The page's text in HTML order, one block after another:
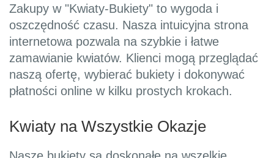
Zakupy w "Kwiaty-Bukiety" to wygoda i
oszczędność czasu. Nasza intuicyjna strona
internetowa pozwala na szybkie i łatwe
zamawianie kwiatów. Klienci mogą przeglądać
naszą ofertę, wybierać bukiety i dokonywać
płatności online w kilku prostych krokach.
Kwiaty na Wszystkie Okazje